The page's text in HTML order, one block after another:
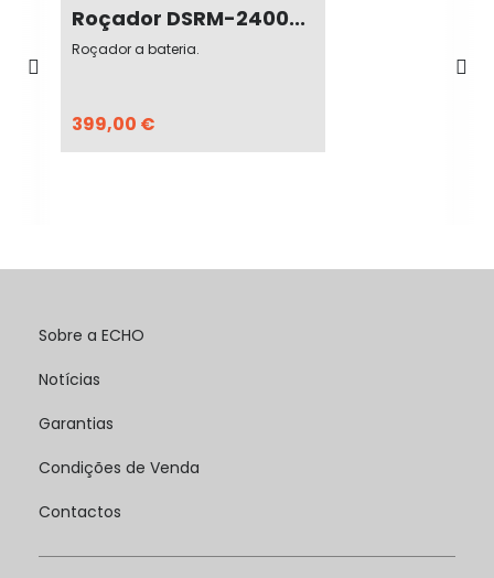
Roçador DSRM-2400...
Roçador a bateria.
399,00 €
Sobre a ECHO
Notícias
Garantias
Condições de Venda
Contactos